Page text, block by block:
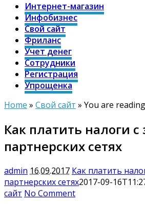
Интернет-магазин
Инфобизнес
Свой сайт
Фриланс
Учет денег
Сотрудники
Регистрация
Упрощенка
Home » Свой сайт » You are
Как платить налоги с
партнерских сетях
admin 16.09.2017 Как платить
партнерских сетях2017-09-
сайт No Comment